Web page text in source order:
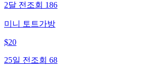
2달 전 조회 186
미니 토트가방
$20
25일 전 조회 68